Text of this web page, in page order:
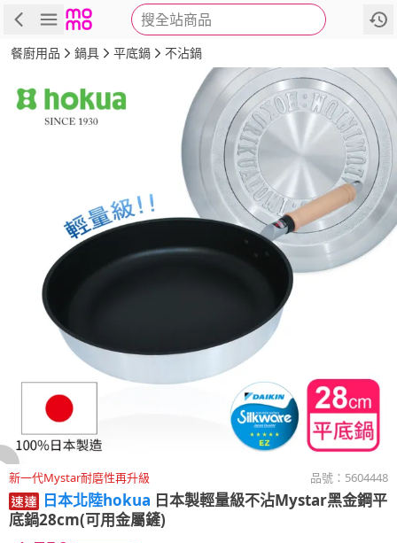
搜全站商品
商品 評價 詳情
餐廚用品 鍋具 平底鍋 不沾鍋
新一代Mystar耐磨性再升級 品號： 5604448
日本北陸hokua 日本製輕量級不沾Mystar黑金鋼平
底鍋28cm(可用金屬鏟)